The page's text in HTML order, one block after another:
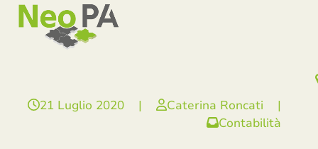
SkipOpen
mobile
menu
Close
mobile
menu
21 Luglio 2020 | Caterina Roncati
|
Contabilità